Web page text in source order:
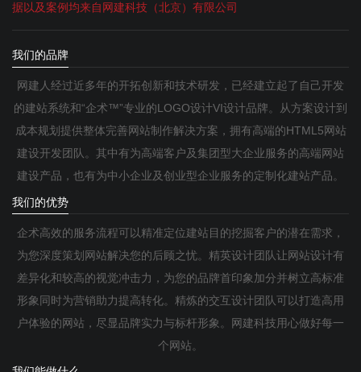
据以及案例均来自网建科技（北京）有限公司
我们的品牌
网建人经过近多年的开拓创新和技术研发，已经建立起了自己开发
的建站系统和“企术™”专业的LOGO设计VI设计品牌。从方案设计到
成本规划提供整体完善网站制作解决方案，拥有高端的HTML5网站
建设开发团队。其中有为高端客户及集团型大企业服务的高端网站
建设产品，也有为中小企业及创业型企业服务的定制化建站产品。
我们的优势
企术高效的服务流程可以精准定位建站目的挖掘客户的潜在需求，
为您深度策划网站解决您的后顾之忧。精英设计团队让网站设计有
差异化和较高的视觉冲击力，为您的品牌首印象加分并树立高标准
形象同时为营销助力提高转化。精炼的交互设计团队可以打造高用
户体验的网站，尽显品牌实力与标杆形象。网建科技用心做好每一
个网站。